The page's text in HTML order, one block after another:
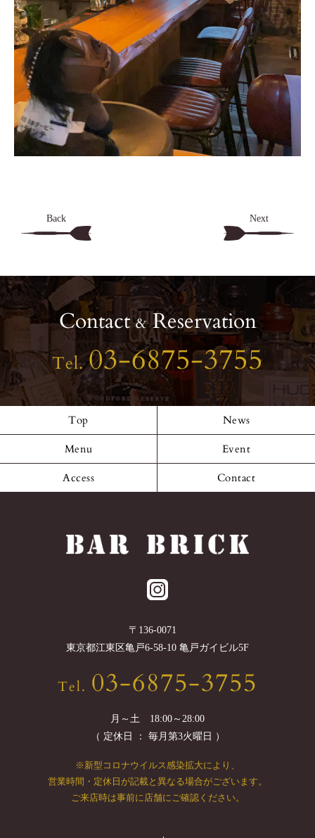
Back Next
Contact&Reservation
Tel.03-6875-3755
Top News
Menu Event
Access Contact
〒 136-0071
東京都江東区亀戸6-58-10 亀戸ガイビル5F
Tel. 03-6875-3755
月～土 18:00～28:00
（ 定休日 ： 毎月第3火曜日 ）
※新型コロナウイルス感染拡大により、
営業時間・定休日が記載と異なる場合がございます。
ご来店時は事前に店舗にご確認ください。